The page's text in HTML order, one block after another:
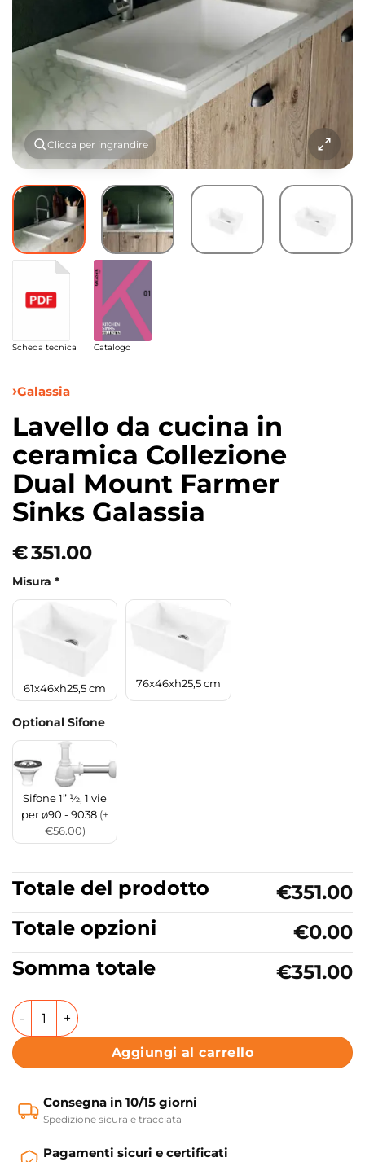
Clicca per ingrandire
Scheda tecnica Catalogo
Galassia
Lavello da cucina in
ceramica Collezione
Dual Mount Farmer
Sinks Galassia
€351.00
Misura *
61x46xh25,5 cm 76x46xh25,5 cm
Optional Sifone
Sifone 1” ½, 1 vie
per ø90 - 9038 (+
€56.00)
Totale del prodotto
€351.00
Totale opzioni
€0.00
Somma totale
€351.00
Lavello da cucina in ceramica Collezione Dual Mount
Aggiungi al carrello
Consegna in 10/15 giorni
Spedizione sicura e tracciata
Pagamenti sicuri e certificati